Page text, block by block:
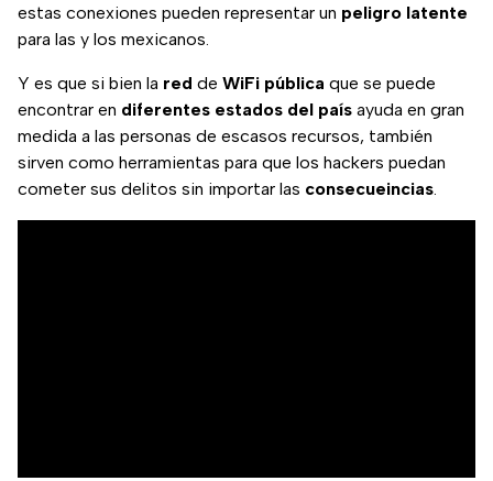
estas conexiones pueden representar un peligro latente
para las y los mexicanos.
Y es que si bien la red de WiFi pública que se puede
encontrar en diferentes estados del país ayuda en gran
medida a las personas de escasos recursos, también
sirven como herramientas para que los hackers puedan
cometer sus delitos sin importar las consecueincias.